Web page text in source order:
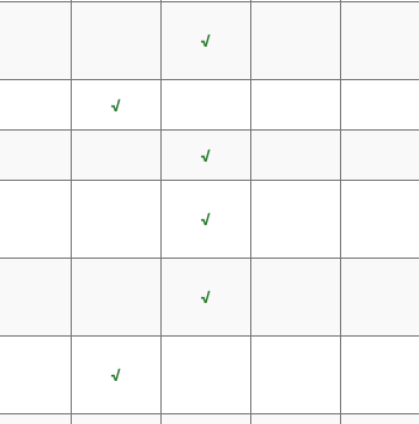
√
√
√
√
√
√